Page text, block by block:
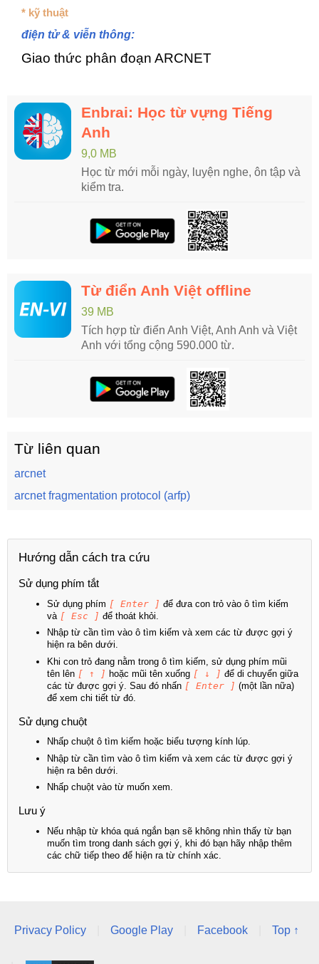
* kỹ thuật
điện tử & viễn thông:
Giao thức phân đoạn ARCNET
Enbrai: Học từ vựng Tiếng
Anh
9,0 MB
Học từ mới mỗi ngày, luyện nghe, ôn tập và
kiểm tra.
Từ điển Anh Việt offline
39 MB
Tích hợp từ điển Anh Việt, Anh Anh và Việt
Anh với tổng cộng 590.000 từ.
Từ liên quan
arcnet
arcnet fragmentation protocol (arfp)
Hướng dẫn cách tra cứu
Sử dụng phím tắt
Sử dụng phím [ Enter ] để đưa con trỏ vào ô tìm kiếm
và [ Esc ] để thoát khỏi.
Nhập từ cần tìm vào ô tìm kiếm và xem các từ được gợi ý
hiện ra bên dưới.
Khi con trỏ đang nằm trong ô tìm kiếm, sử dụng phím mũi
tên lên [ ↑ ] hoặc mũi tên xuống [ ↓ ] để di chuyển giữa
các từ được gợi ý. Sau đó nhấn [ Enter ] (một lần nữa)
để xem chi tiết từ đó.
Sử dụng chuột
Nhấp chuột ô tìm kiếm hoặc biểu tượng kính lúp.
Nhập từ cần tìm vào ô tìm kiếm và xem các từ được gợi ý
hiện ra bên dưới.
Nhấp chuột vào từ muốn xem.
Lưu ý
Nếu nhập từ khóa quá ngắn bạn sẽ không nhìn thấy từ bạn
muốn tìm trong danh sách gợi ý, khi đó bạn hãy nhập thêm
các chữ tiếp theo để hiện ra từ chính xác.
Privacy Policy Google Play Facebook Top ↑